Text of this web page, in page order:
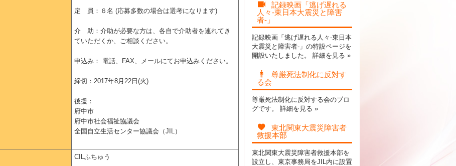
定 員：６名 (応募多数の場合は選考になります)
介 助：介助が必要な方は、各自で介助者を連れてき
ていただくか、ご相談ください。
申込み： 電話、FAX、メールにてお申込みください。
締切：2017年8月22日(火)
後援：
府中市
府中市社会福祉協議会
全国自立生活センター協議会（JIL）
CILふちゅう
記録映画「逃げ遅れる
人々-東日本大震災と障害
者-」
記録映画「逃げ遅れる人々-東日本
大震災と障害者-」の特設ページを
開設いたしました。 詳細を見る »
尊厳死法制化に反対す
る会
尊厳死法制化に反対する会のブロ
グです。 詳細を見る »
東北関東大震災障害者
救援本部
東北関東大震災障害者救援本部を
設立し、東京事務局をJIL内に設置